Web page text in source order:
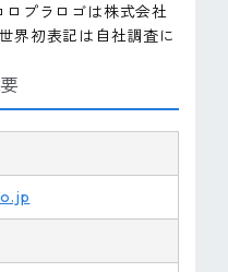
プラロゴは株式会社
界初表記は自社調査に